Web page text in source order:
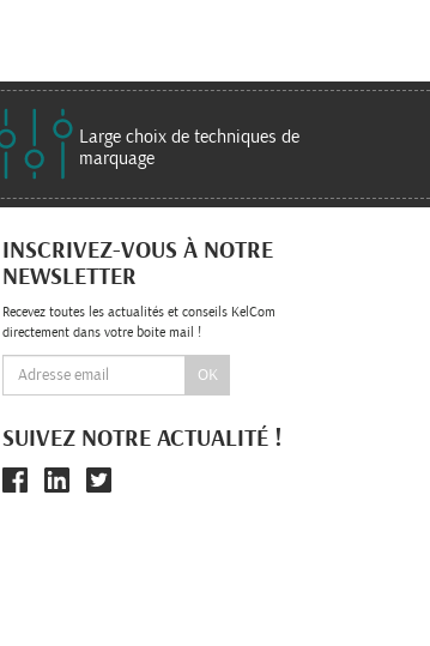
Large choix de techniques de
marquage
INSCRIVEZ-VOUS À NOTRE
NEWSLETTER
Recevez toutes les actualités et conseils KelCom
directement dans votre boite mail !
OK
SUIVEZ NOTRE ACTUALITÉ !